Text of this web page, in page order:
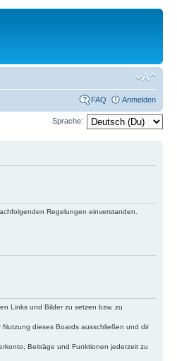
FAQ Anmelden
Sprache:
Regelungen einverstanden.
Links und Bilder zu setzen bzw. zu
dieses Boards ausschließen und dir
Beiträge und Funktionen jederzeit zu